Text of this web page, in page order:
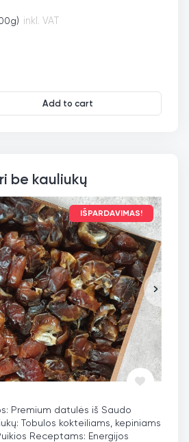
inkl. VAT
spaudimo,100ml quantity
Add to cart
be kauliukų
IŠPARDAVIMAS!
Premium datulės iš Saudo
Tobulos kokteiliams, kepiniams
Receptams: Energijos